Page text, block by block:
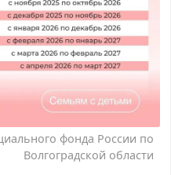
фонда России по
Волгоградской области